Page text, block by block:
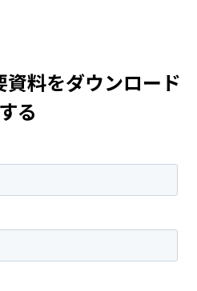
資料をダウンロード
する